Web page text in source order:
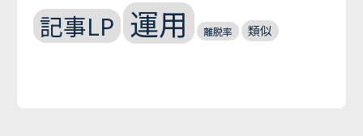
記事LP 運用 離脱率 類似